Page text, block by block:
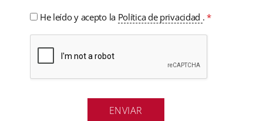
He leído y acepto la Política de privacidad .*